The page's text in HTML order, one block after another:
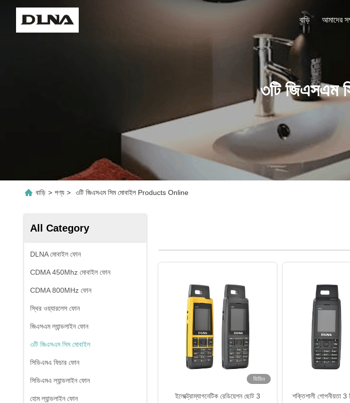
বাড়ি আমাদের
৩টি জিএসএম
বাড়ি > পণ্য > ৩টি জিএসএম সিম মোবাইল Products Online
All Category
DLNA মোবাইল ফোন
CDMA 450Mhz মোবাইল ফোন
CDMA 800MHz ফোন
স্থির ওয়্যারলেস ফোন
জিএসএম ল্যান্ডলাইন ফোন
৩টি জিএসএম সিম মোবাইল
সিডিএমএ ফিচার ফোন
সিডিএমএ ল্যান্ডলাইন ফোন
হোম ল্যান্ডলাইন ফোন
ভিডিও
ইলেক্ট্রোম্যাগনেটিক রেডিয়েশন ছোট 3
শক্তিশালী গোপনীয়তা